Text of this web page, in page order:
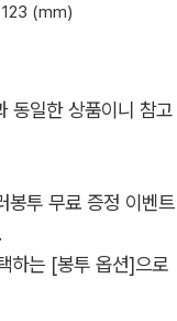
(mm)
동일한 상품이니 참고
투 무료 증정 이벤트
하는 [봉투 옵션]으로